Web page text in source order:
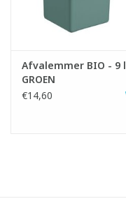
Afvalemmer BIO - 9
GROEN
€14,60